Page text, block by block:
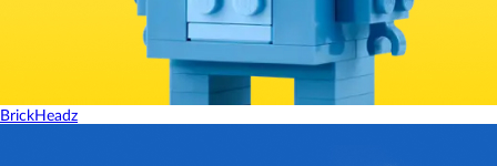
BrickHeadz